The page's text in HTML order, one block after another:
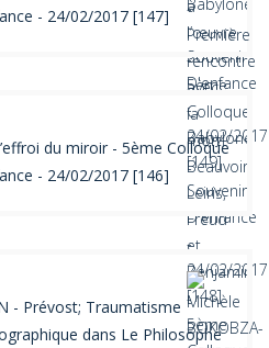
- 24/02/2017 [147]
du miroir - 5ème Colloque
- 24/02/2017 [146]
- Prévost; Traumatisme
dans Le Philosophe